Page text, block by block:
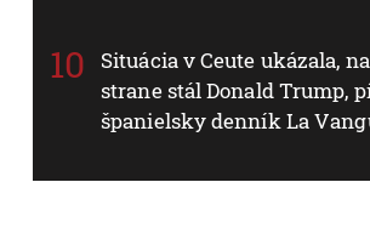
Situácia v Ceute ukázala,
strane stál Donald Trump,
španielsky denník La